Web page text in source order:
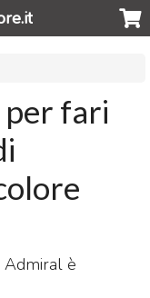
per fari
Admiral è